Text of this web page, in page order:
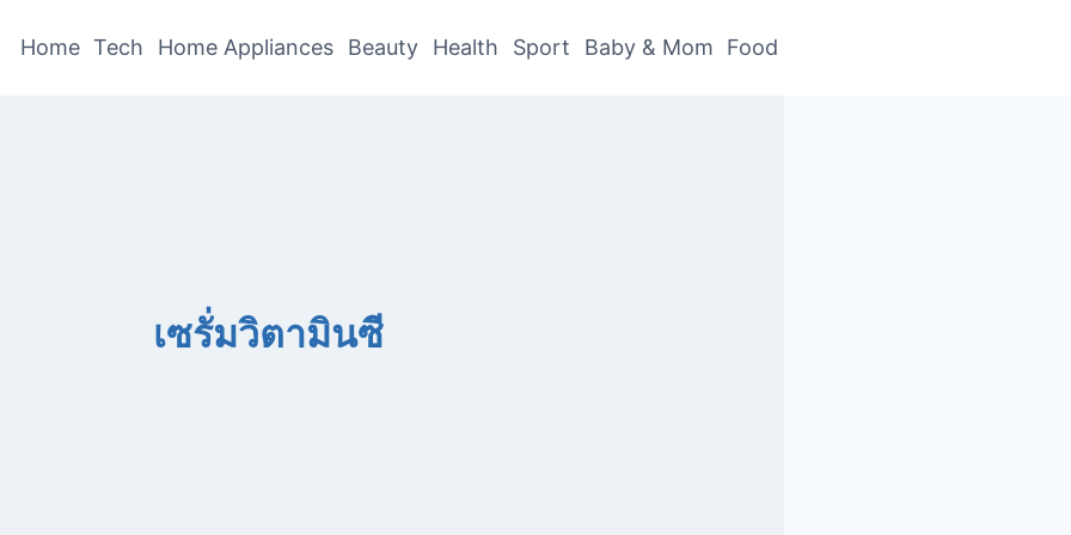
Home Tech Home Appliances Beauty Health Sport Baby & Mom Food
เซรั่มวิตามินซี